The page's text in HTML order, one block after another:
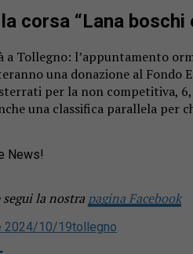
corsa “Lana boschi
Tollegno: l’appuntamento
una donazione al
per la non competitiva,
una classifica parallela
News!
segui la nostra pagina Facebook
2024/10/19tollegno